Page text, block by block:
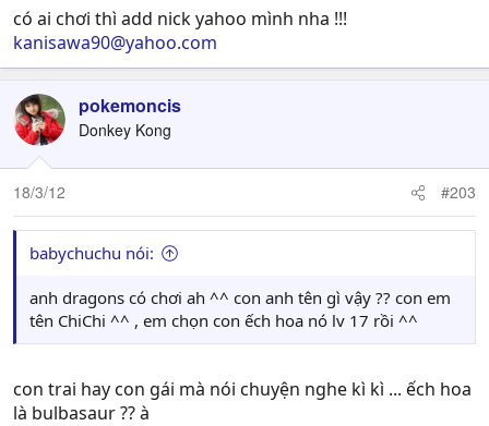
có ai chơi thì add nick yahoo mình nha !!!
kanisawa90@yahoo.com
pokemoncis
Donkey Kong
18/3/12 #203
babychuchu nói:
anh dragons có chơi ah ^^ con anh tên gì vậy ?? con em
tên ChiChi ^^ , em chọn con ếch hoa nó lv 17 rồi ^^
con trai hay con gái mà nói chuyện nghe kì kì ... ếch hoa
là bulbasaur ?? à